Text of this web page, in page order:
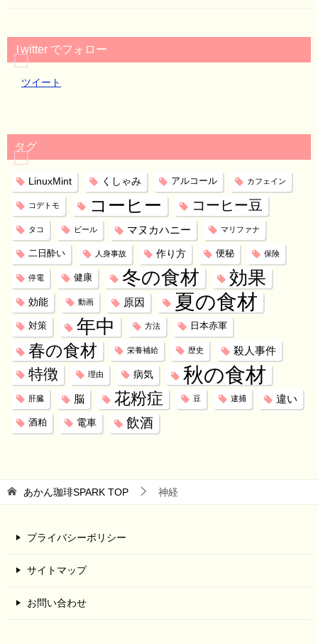
Twitter でフォロー
ツイート
タグ
LinuxMint くしゃみ アルコール カフェイン
コデトモ コーヒー コーヒー豆
タコ ビール マヌカハニー マリファナ
二日酔い 人身事故 作り方 便秘 保険
停電 健康 冬の食材 効果
効能 動画 原因 夏の食材
対策 年中 方法 日本赤軍
春の食材 栄養補給 歴史 殺人事件
特徴 理由 病気 秋の食材
肝臓 脳 花粉症 豆 逮捕 違い
酒粕 電車 飲酒
あかん珈琲SPARK TOP 神経
プライバシーポリシー
サイトマップ
お問い合わせ